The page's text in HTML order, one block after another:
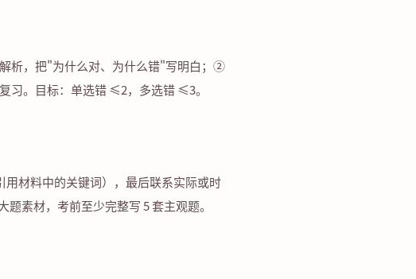
析，把"为什么对、为什么错"写明白；②
习。目标：单选错 ≤2，多选错 ≤3。
材料中的关键词），最后联系实际或时
素材，考前至少完整写 5 套主观题。